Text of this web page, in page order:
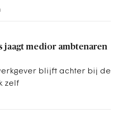
stilstand.
jaagt medior ambtenaren
blijft achter bij de
zelf